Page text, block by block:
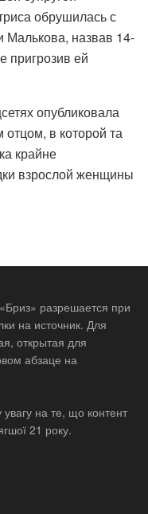
обрушилась с
Малькова, назвав 14-
пригрозив ей
опубликовала
в которой та
крайне
взрослой женщины
разрешается при
на источник. Для
открытая для
абзаце на
на те, що контент
21 року.